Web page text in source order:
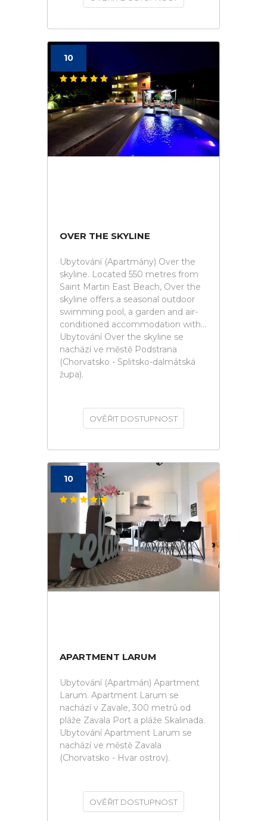
10
OVER THE SKYLINE
Ubytování (Apartmány) Over the
skyline. Located 550 metres from
Saint Martin East Beach, Over the
skyline offers a seasonal outdoor
swimming pool, a garden and air-
conditioned accommodation with...
Ubytování Over the skyline se
nachází ve městě Podstrana
(Chorvatsko - Splitsko-dalmátská
župa).
OVĚŘIT DOSTUPNOST
10
APARTMENT LARUM
Ubytování (Apartmán) Apartment
Larum. Apartment Larum se
nachází v Zavale, 300 metrů od
pláže Zavala Port a pláže Skalinada.
Ubytování Apartment Larum se
nachází ve městě Zavala
(Chorvatsko - Hvar ostrov).
OVĚŘIT DOSTUPNOST